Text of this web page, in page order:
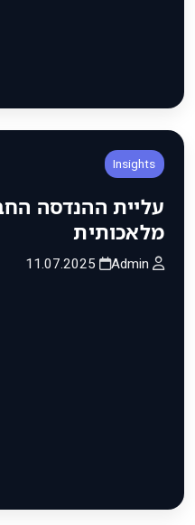
Insights
עליית ההנדסה
מלאכותית